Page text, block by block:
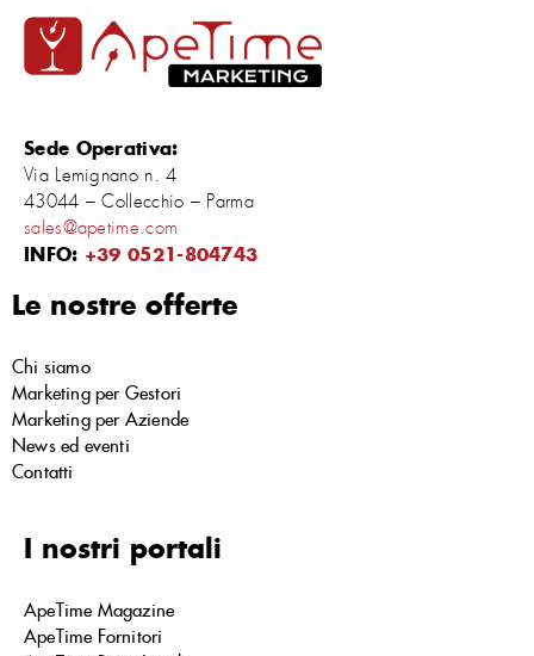
Sede Operativa:
Via Lemignano n. 4
43044 – Collecchio – Parma
sales@apetime.com
INFO: +39 0521-804743
Le nostre offerte
Chi siamo
Marketing per Gestori
Marketing per Aziende
News ed eventi
Contatti
I nostri portali
ApeTime Magazine
ApeTime Fornitori